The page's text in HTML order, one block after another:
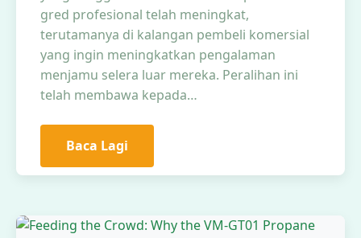
gred profesional telah meningkat,
terutamanya di kalangan pembeli komersial
yang ingin meningkatkan pengalaman
menjamu selera luar mereka. Peralihan ini
telah membawa kepada…
Baca Lagi